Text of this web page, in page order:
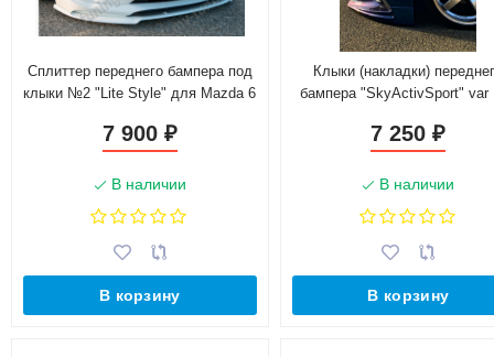
Сплиттер переднего бампера под
клыки №2 "Lite Style" для Mazda 6
7 900 ₽
В наличии
В корзину
Клыки (накладки)
бампера "SkyActivSport"
7 250₽
В наличии
В корзину